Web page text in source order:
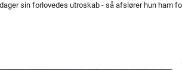
sin forlovedes utroskab - så afslører hun ham